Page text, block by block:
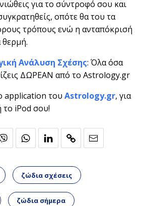
για το σύντροφό σου και
οπότε θα του τα
τρόπους ενώ η ανταπόκρισή
θερμή.
Ανάλυση Σχέσης: Όλα όσα
ΔΩΡΕΑΝ από το Astrology.gr
application του Astrology.gr, για
το iPod σου!
ζώδια σχέσεις
ζώδια σήμερα